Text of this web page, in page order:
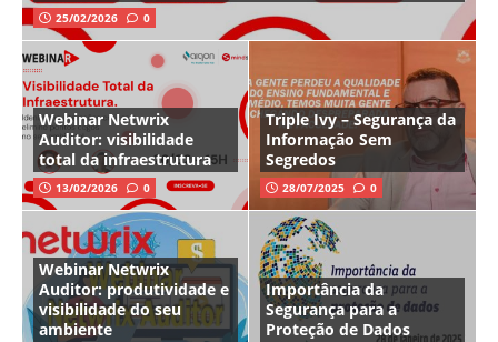
25/02/2026 0
Webinar Netwrix
Auditor: visibilidade
total da infraestrutura
13/02/2026 0
Triple Ivy – Segurança da
Informação Sem
Segredos
28/07/2025 0
Webinar Netwrix
Auditor: produtividade e
visibilidade do seu
ambiente
Importância da
Segurança para a
Proteção de Dados